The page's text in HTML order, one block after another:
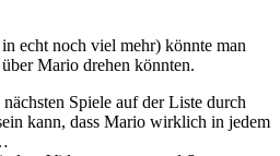
echt noch viel mehr) könnte man
Mario drehen könnten.
Spiele auf der Liste durch
kann, dass Mario wirklich in jedem